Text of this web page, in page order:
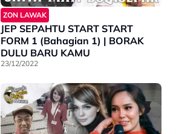
ZON LAWAK
JEP SEPAHTU START START
FORM 1 (Bahagian 1) | BORAK
DULU BARU KAMU
23/12/2022